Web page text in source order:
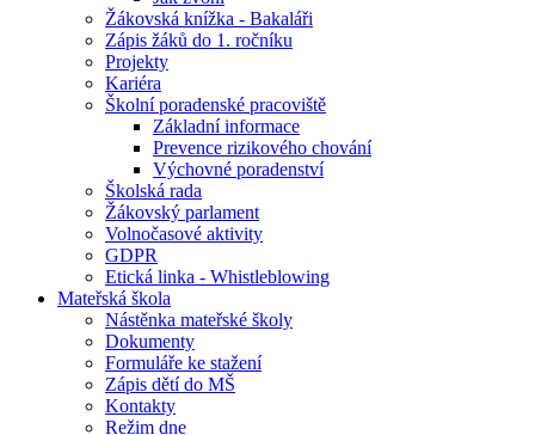
Žákovská knížka - Bakaláři
Zápis žáků do 1. ročníku
Projekty
Kariéra
Školní poradenské pracoviště
Základní informace
Prevence rizikového chování
Výchovné poradenství
Školská rada
Žákovský parlament
Volnočasové aktivity
GDPR
Etická linka - Whistleblowing
Mateřská škola
Nástěnka mateřské školy
Dokumenty
Formuláře ke stažení
Zápis dětí do MŠ
Kontakty
Režim dne